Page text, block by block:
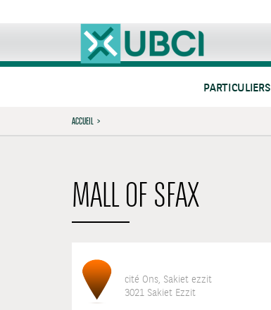
PARTICULIERS
ACCUEIL >
MALL OF SFAX
cité Ons, Sakiet ezzit
3021 Sakiet Ezzit